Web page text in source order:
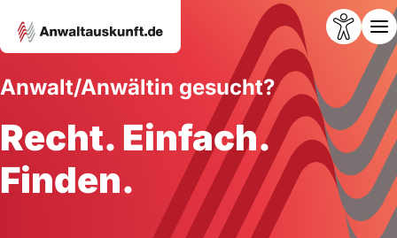
Anwalt/Anwältin gesucht?
Recht. Einfach.
Finden.